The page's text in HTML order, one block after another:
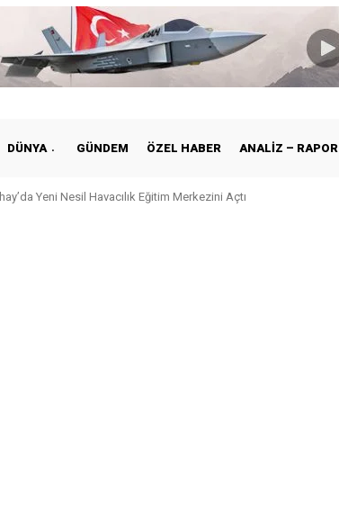
DÜNYA GÜNDEM ÖZEL HABER ANALIZ – RAPOR
Yeni Nesil Havacılık Eğitim Merkezini Açtı